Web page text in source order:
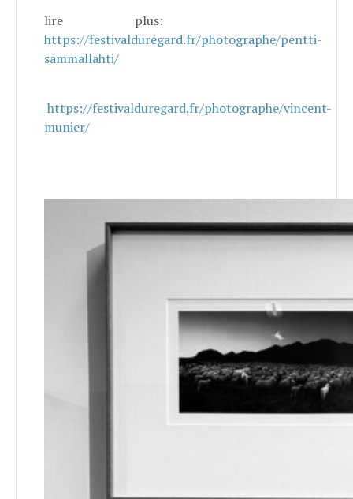
lire plus:
https://festivalduregard.fr/photographe/pentti-
sammallahti/
https://festivalduregard.fr/photographe/vincent-
munier/